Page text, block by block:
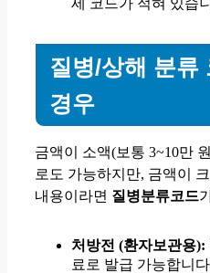
질병/상해 분류
경우
금액이 소액(보통 3~10만
로도 가능하지만, 금액이
내용이라면 질병분류코드
처방전 (환자보관용):
료로 발급 가능합니